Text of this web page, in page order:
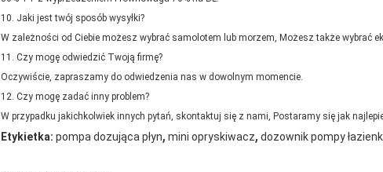
10. Jaki jest twój sposób wysyłki?
W zależności od Ciebie możesz wybrać samolotem lub morzem, Możesz także wybrać
11. Czy mogę odwiedzić Twoją firmę?
Oczywiście, zapraszamy do odwiedzenia nas w dowolnym momencie.
12. Czy mogę zadać inny problem?
W przypadku jakichkolwiek innych pytań, skontaktuj się z nami, Postaramy się jak
Etykietka: pompa dozująca płyn, mini opryskiwacz, dozownik pompy